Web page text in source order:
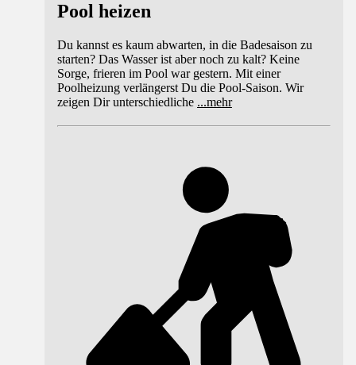
Pool heizen
Du kannst es kaum abwarten, in die Badesaison zu
starten? Das Wasser ist aber noch zu kalt? Keine
Sorge, frieren im Pool war gestern. Mit einer
Poolheizung verlängerst Du die Pool-Saison. Wir
zeigen Dir unterschiedliche ...mehr